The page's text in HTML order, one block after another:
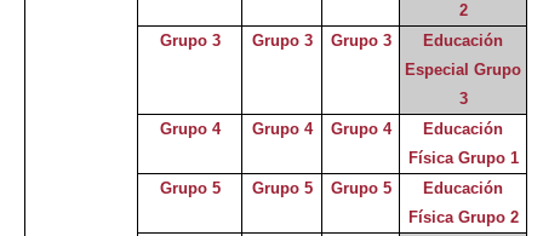
2
Grupo 3
Grupo 3 Grupo 3
Educación
Especial Grupo
3
Grupo 4
Grupo 4 Grupo 4
Educación
Física Grupo 1
Grupo 5
Grupo 5 Grupo 5
Educación
Física Grupo 2